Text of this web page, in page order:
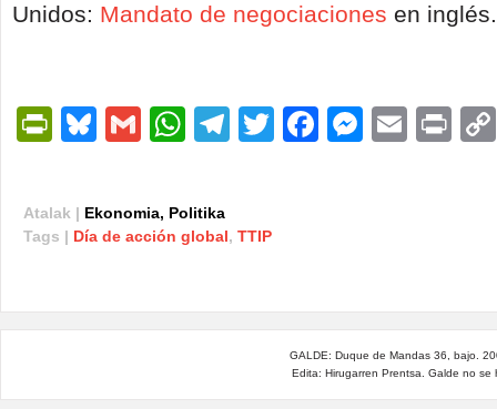
Unidos: Mandato de negociaciones en inglés.
PrintFriendly
Bluesky
GmailWhatsApp
Telegram
TwitterFacebook
Email
Atalak | Ekonomia, Politika
Tags | Día de acción global, TTIP
GALDE: Duque de Mandas 36, bajo.
Edita: Hirugarren Prentsa. Galde no